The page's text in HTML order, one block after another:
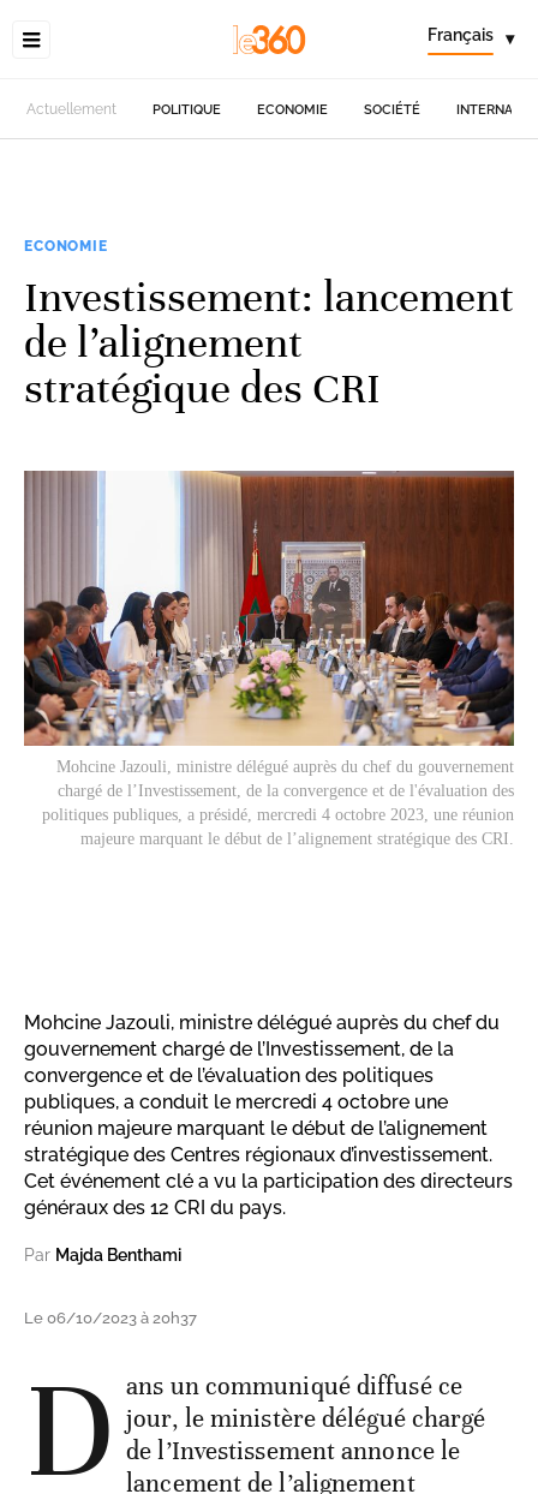
Français ▾
Actuellement POLITIQUE ECONOMIE SOCIÉTÉ
ECONOMIE
Investissement: lancement
de l’alignement
stratégique des CRI
Mohcine Jazouli, ministre délégué auprès du chef du gouvernement
chargé de l’Investissement, de la convergence et de l'évaluation des
politiques publiques, a présidé, mercredi 4 octobre 2023, une réunion
majeure marquant le début de l’alignement stratégique des CRI.
Mohcine Jazouli, ministre délégué auprès du chef du
gouvernement chargé de l’Investissement, de la
convergence et de l’évaluation des politiques
publiques, a conduit le mercredi 4 octobre une
réunion majeure marquant le début de l’alignement
stratégique des Centres régionaux d’investissement.
Cet événement clé a vu la participation des directeurs
généraux des 12 CRI du pays.
Par Majda Benthami
Le 06/10/2023 à 20h37
D ans un communiqué diffusé ce
jour, le ministère délégué chargé
de l’Investissement annonce le
lancement de l’alignement